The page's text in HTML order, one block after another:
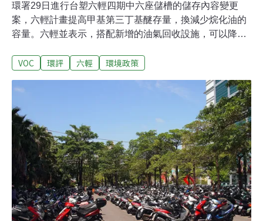
環署29日進行台塑六輕四期中六座儲槽的儲存內容變更
案，六輕計畫提高甲基第三丁基醚存量，換減少烷化油的
容量。六輕並表示，搭配新增的油氣回收設施，可以降低
過。六輕表示，此變更是為了配合六輕四期第五次環差的
低，但可能是「今天先減肥明天再吃大餐」，為了之後要
在別處增加額度。不過單就此案來看，的確變更後排放較
之前減少，因此並無反對。小組要求六輕，明確說明甲基
第三丁基醚的推論及計算的假設基礎與相關參數，再者，
六輕本來表示，迄今暫無裝載甲基第三丁基醚的需求，這
次卻要增加容量需求，也應該明確說明現況情形及實際需
求。而油氣回收設備的處理效率、處理負荷的監控機制，
也遭小組要求再做補充說明。六輕目前提出的規劃指出，
已設置兩套油氣回收設施，分別能處理2400與3200
NM3/hr，處理效率達95%，回收油品會再送
VOC 環評 六輕 環境政策